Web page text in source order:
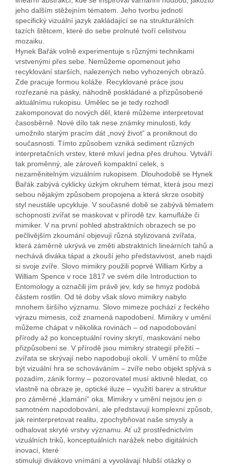
jeho dalším stěžejním tématem. Jeho tvorbu jednotí
specifický vizuální jazyk zakládající se na strukturálních
tazích štětcem, které do sebe prolnuté tvoří celistvou
mozaiku.
Hynek Bařák volně experimentuje s různými technikami
vrstvenými přes sebe. Nemůžeme opomenout jeho
recyklování starších, nalezených nebo vyhozených obrazů.
Zde pracuje formou koláže. Recyklované práce jsou
rozřezané na pásky, náhodně poskládané a přizpůsobené
aktuálnímu rukopisu. Umělec se je tedy rozhodl
zakomponovat do nových děl, které můžeme interpretovat
časosběrně. Nové dílo tak nese známky minulosti, kdy
umožnilo starým pracím dát „nový život“ a proniknout do
současnosti. Tímto způsobem vzniká sediment různých
interpretačních vrstev, které mluví jedna přes druhou. Vytváří
tak proměnný, ale zároveň kompaktní celek, s
nezaměnitelným vizuálním rukopisem. Dlouhodobě se Hynek
Bařák zabývá cyklicky úzkým okruhem témat, která jsou mezi
sebou nějakým způsobem propojena a která skrze osobitý
styl neustále upcykluje. V současné době se zabývá tématem
schopnosti zvířat se maskovat v přírodě tzv. kamufláže či
mimiker. V na první pohled abstraktních obrazech se po
pečlivějším zkoumání objevují různá stylizovaná zvířata,
která záměrně ukrývá ve změti abstraktních lineárních tahů a
nechává diváka tápat a zkouší jeho představivost, aneb najdi
si svoje zvíře. Slovo mimikry použili poprvé William Kirby a
William Spence v roce 1817 ve svém díle Introduction to
Entomology a označili jím právě jev, kdy se hmyz podobá
částem rostlin. Od té doby však slovo mimikry nabylo
mnohem širšího významu. Slovo mimeze pochází z řeckého
výrazu mimesis, což znamená napodobení. Mimikry v umění
můžeme chápat v několika rovinách – od napodobování
přírody až po konceptuální roviny skrytí, maskování nebo
přizpůsobení se. V přírodě jsou mimikry strategií přežití –
zvířata se skrývají nebo napodobují okolí. V umění to může
být vizuální hra se schováváním – zvíře nebo objekt splývá s
pozadím, zánik formy – pozorovatel musí aktivně hledat, co
vlastně na obraze je, optické iluze – využití barev a struktur
pro záměrné „klamání“ oka. Mimikry v umění nejsou jen o
samotném napodobování, ale představují komplexní způsob,
jak reinterpretovat realitu, zpochybňovat naše smysly a
odhalovat skryté vrstvy významu. Ať už prostřednictvím
vizuálních triků, konceptuálních narážek nebo digitálních
inovací, které
stimulují divákovo vnímání a vyvolávají hlubší otázky o